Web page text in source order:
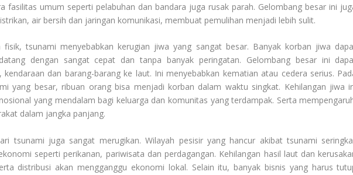
fasilitas umum seperti pelabuhan dan bandara juga rusak parah. Gelombang besar ini
air bersih dan jaringan komunikasi, membuat pemulihan menjadi lebih sulit.
fisik, tsunami menyebabkan kerugian jiwa yang sangat besar. Banyak korban jiwa
dengan sangat cepat dan tanpa banyak peringatan. Gelombang besar ini
kendaraan dan barang-barang ke laut. Ini menyebabkan kematian atau cedera serius.
yang besar, ribuan orang bisa menjadi korban dalam waktu singkat. Kehilangan jiwa
yang mendalam bagi keluarga dan komunitas yang terdampak. Serta
dalam jangka panjang.
tsunami juga sangat merugikan. Wilayah pesisir yang hancur akibat tsunami
seperti perikanan, pariwisata dan perdagangan. Kehilangan hasil laut dan
distribusi akan mengganggu ekonomi lokal. Selain itu, banyak bisnis yang harus